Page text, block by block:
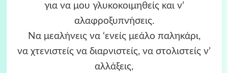
για να μου γλυκοκοιμηθείς και ν’
αλαφροξυπνήσεις.
Να μεαλήνεις να ‘ενείς μεάλο παληκάρι,
να χτενιστείς να διαρνιστείς, να στολιστείς ν’
αλλάξεις,